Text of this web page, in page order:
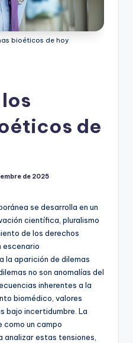
bioéticos de hoy
de
de 2025
se desarrolla en un
científica, pluralismo
de los derechos
escenario
la aparición de dilemas
no son anomalías del
inherentes a la
biomédico, valores
bajo incertidumbre. La
un campo
estas tensiones,